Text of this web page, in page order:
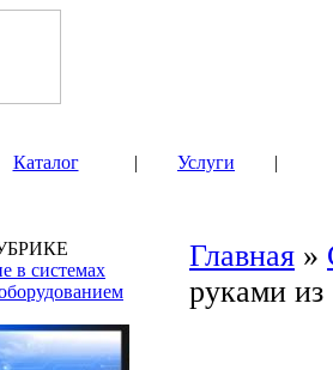
Каталог | Услуги |
в системах
Главная »
руками из